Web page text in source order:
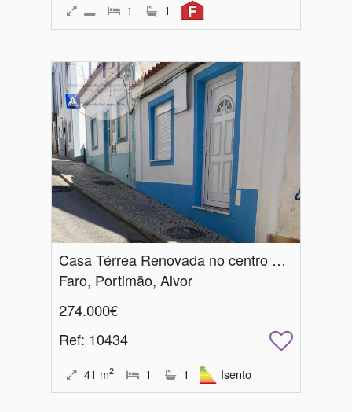
1 1
Casa Térrea Renovada no centro da Vila
Faro, Portimão, Alvor
274.000€
Ref: 10434
41 m2 1 1 Isento